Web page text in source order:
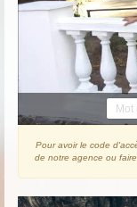
Pour avoir le code
de notre agence ou